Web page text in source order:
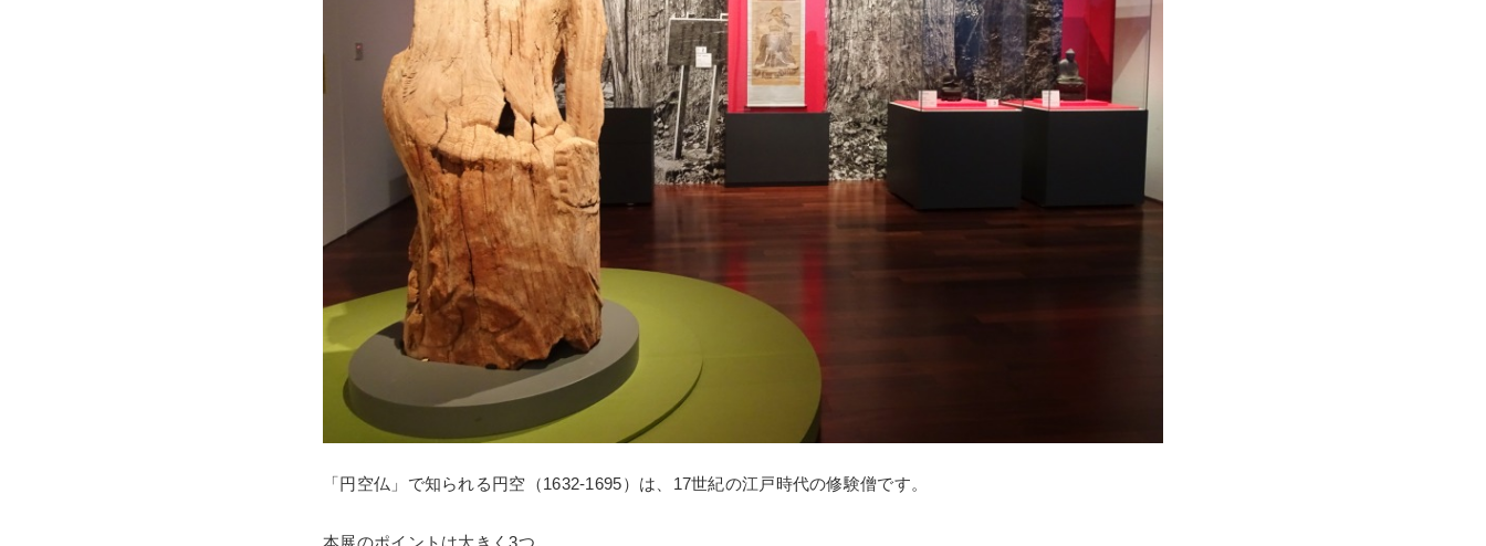
「円空仏」で知られる円空（1632-1695）は、17世紀の江戸時代の修験僧です。
本展のポイントは大きく3つ。